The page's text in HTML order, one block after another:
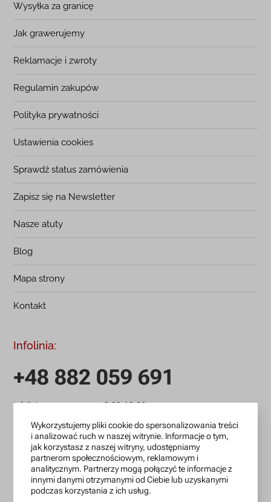
Wysyłka za granicę
Jak grawerujemy
Reklamacje i zwroty
Regulamin zakupów
Polityka prywatności
Ustawienia cookies
Sprawdź status zamówienia
Zapisz się na Newsletter
Nasze atuty
Blog
Mapa strony
Kontakt
Infolinia:
+48 882 059 691
infolinia czynna: pn.-pt.: 9:00-18:00
zamowienia@lanotti.com
Pisząc w sprawie swojego zamówienia podaj w tytule
wiadomości numer, który otrzymałeś w potwierdzeniu.
Wykorzystujemy pliki cookie do spersonalizowania treści
i analizować ruch w naszej witrynie. Informacje o tym,
jak korzystasz z naszej witryny, udostępniamy
partnerom społecznościowym, reklamowym i
analitycznym. Partnerzy mogą połączyć te informacje z
innymi danymi otrzymanymi od Ciebie lub uzyskanymi
podczas korzystania z ich usług.